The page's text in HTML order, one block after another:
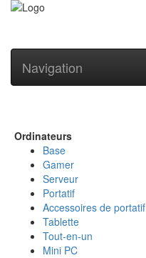
Navigation
Ordinateurs
Base
Gamer
Serveur
Portatif
Accessoires de portatif
Tablette
Tout-en-un
Mini PC